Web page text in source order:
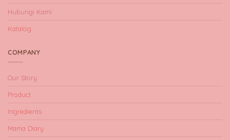
Hubungi Kami
Katalog
COMPANY
Our Story
Product
Ingredients
Mama Diary